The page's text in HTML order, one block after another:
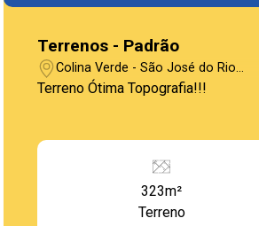
Terrenos - Padrão
Colina Verde - São José do Rio
Pardo/SP
Terreno Ótima Topografia!!!
323m²
Terreno